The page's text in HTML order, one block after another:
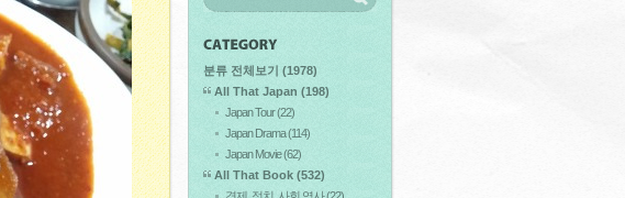
분류 전체보기 (1978)
All That Japan (198)
Japan Tour(22)
Japan Drama(114)
Japan Movie(62)
All That Book (532)